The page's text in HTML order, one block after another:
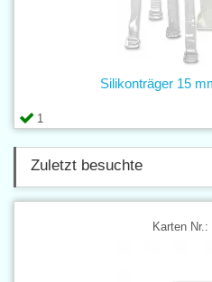
1
Silikonträger 15
Zuletzt besuchte
Karten Nr.: